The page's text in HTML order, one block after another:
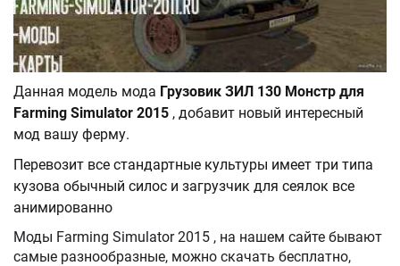
Данная модель мода Грузовик ЗИЛ 130 Монстр для
Farming Simulator 2015 , добавит новый интересный
мод вашу ферму.
Перевозит все стандартные культуры имеет три типа
кузова обычный силос и загрузчик для сеялок все
анимированно
Моды Farming Simulator 2015 , на нашем сайте бывают
самые разнообразные, можно скачать бесплатно,